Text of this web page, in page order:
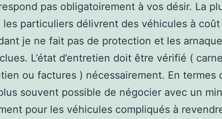
pas obligatoirement à vos désir. La
les particuliers délivrent des véhicules à
je ne fait pas de protection et les
L’état d’entretien doit être vérifié (
ou factures ) nécessairement. En termes
souvent possible de négocier avec un
pour les véhicules compliqués à